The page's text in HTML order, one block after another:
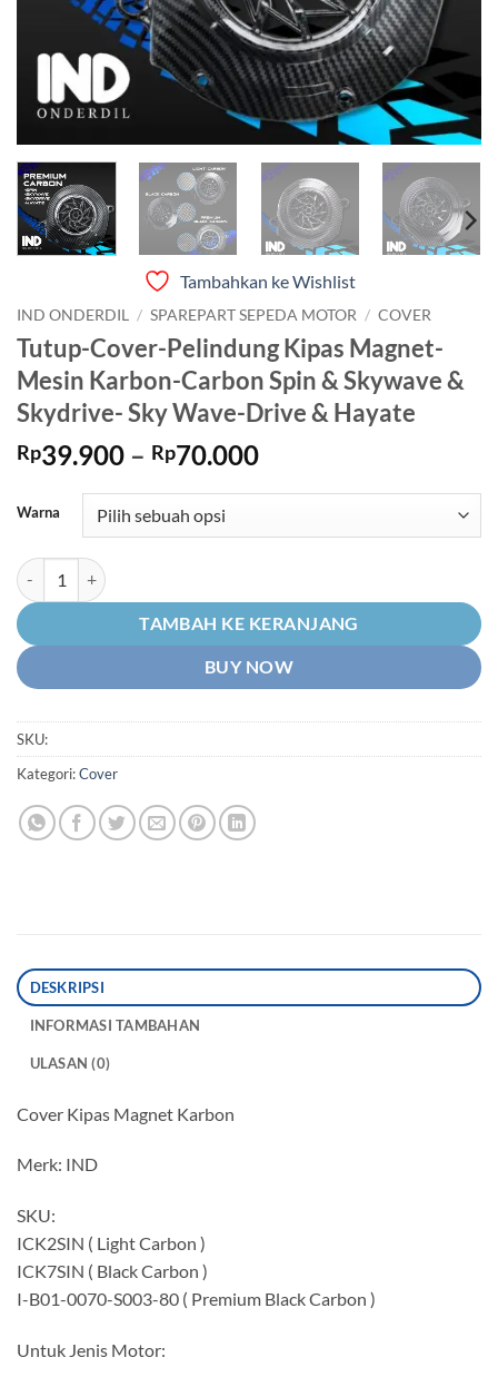
Tambahkan ke Wishlist
IND ONDERDIL / SPAREPART SEPEDA MOTOR / COVER
Tutup-Cover-Pelindung Kipas Magnet-
Mesin Karbon-Carbon Spin & Skywave &
Skydrive- Sky Wave-Drive & Hayate
Rp39.900 – Rp70.000Rentang
hingga
Warna
Kuantitas Tutup-Cover-Pelindung Kipas Magnet-Mesin Karbon-
TAMBAH KE KERANJANG
BUY NOW
SKU:
Kategori:Cover
DESKRIPSI
INFORMASI TAMBAHAN
ULASAN (0)
Cover Kipas Magnet Karbon
Merk: IND
SKU:
ICK2SIN ( Light Carbon )
ICK7SIN ( Black Carbon )
I-B01-0070-S003-80 ( Premium Black Carbon )
Untuk Jenis Motor: